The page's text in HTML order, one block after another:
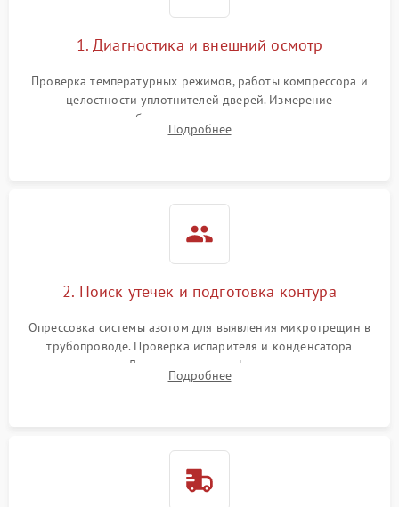
1. Диагностика и внешний осмотр
Проверка температурных режимов, работы компрессора и
целостности уплотнителей дверей. Измерение
сопротивления обмоток мотора, проверка термостата и
считывание кодов ошибок с электронного дисплея.
Подробнее
2. Поиск утечек и подготовка контура
Опрессовка системы азотом для выявления микротрещин в
трубопроводе. Проверка испарителя и конденсатора
течеискателем. Демонтаж старого фильтра-осушителя и
продувка капиллярной трубки для устранения засоров.
Подробнее